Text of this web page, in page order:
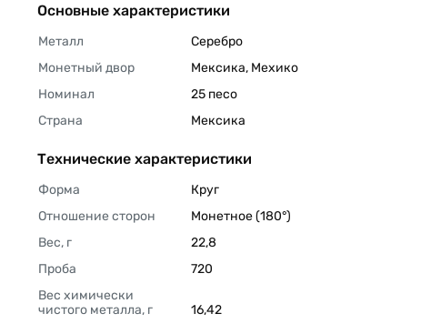
Основные характеристики
Металл
Серебро
Монетный двор
Мексика, Мехико
Номинал
25 песо
Страна
Мексика
Технические характеристики
Форма
Круг
Отношение сторон
Монетное (180°)
Вес, г
22,8
Проба
720
Вес химически
чистого металла, г
16,42